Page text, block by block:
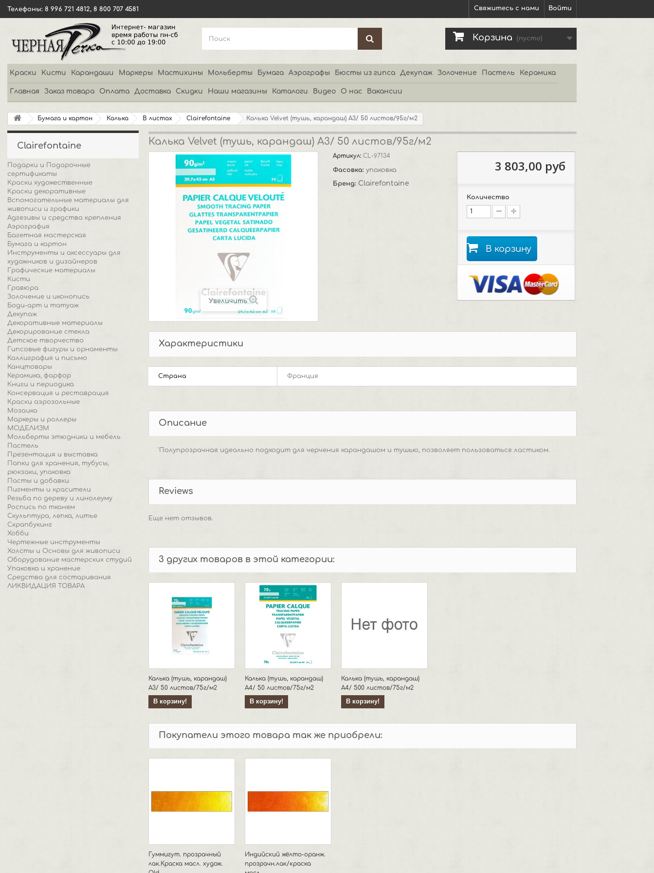
Войти
Свяжитесь с нами
Телефоны: 8 996 721 4812, 8 800 707 4581
Корзина (пусто)
Краски Кисти Карандаши Маркеры Мастихины Мольберты Бумага Аэрографы Бюсты из гипса Декупаж Золочение Пастель Керамика
Главная Заказ товара Оплата Доставка Скидки Наши магазины Каталоги Видео О нас Вакансии
Бумага и картон Калька В листах Clairefontaine Калька Velvet (тушь, карандаш) А3/ 50 листов/95г/м2
Clairefontaine
Подарки и Подарочные
сертификаты
Краски художественные
Краски декоративные
Вспомогательные материалы для
живописи и графики
Адгезивы и средства крепления
Аэрография
Багетная мастерская
Бумага и картон
Инструменты и аксессуары для
художников и дизайнеров
Графические материалы
Кисти
Гравюра
Золочение и иконопись
Боди-арт и татуаж
Декупаж
Декоративные материалы
Декорирование стекла
Детское творчество
Гипсовые фигуры и орнаменты
Каллиграфия и письмо
Канцтовары
Керамика, фарфор
Книги и периодика
Консервация и реставрация
Краски аэрозольные
Мозаика
Маркеры и роллеры
МОДЕЛИЗМ
Мольберты этюдники и мебель
Пастель
Презентация и выставка
Папки для хранения, тубусы,
рюкзаки, упаковка
Пасты и добавки
Пигменты и красители
Резьба по дереву и линолеуму
Роспись по тканям
Скульптура, лепка, литье
Скрапбукинг
Хобби
Чертежные инструменты
Холсты и Основы для живописи
Оборудование мастерских студий
Упаковка и хранение
Средства для состаривания
ЛИКВИДАЦИЯ ТОВАРА
Калька Velvet (тушь, карандаш) А3/ 50 листов/95г/м2
Увеличить
Артикул:CL-97134
Фасовка:упаковка
Бренд: Clairefontaine
3 803,00 руб
Количество
В корзину
Характеристики
Страна Франция
Описание
'Полупрозрачная идеально подходит для черчения карандашом и тушью, позволяет пользоваться ластиком.
Reviews
Еще нет отзывов.
3 других товаров в этой категории:
Калька (тушь, карандаш)
А3/ 50 листов/75г/м2
В корзину!
Калька (тушь, карандаш)
А4/ 50 листов/75г/м2
В корзину!
Калька (тушь, карандаш)
А4/ 500 листов/75г/м2
В корзину!
Покупатели этого товара так же приобрели:
Гуммигут. прозрачный
лак.Краска масл. худож.
Индийский жёлто-оранж.
прозрачн.лак/краска